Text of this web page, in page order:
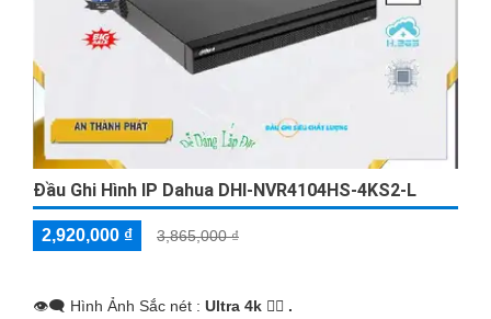
Đầu Ghi Hình IP Dahua DHI-NVR4104HS-4KS2-L
2,920,000 ₫ 3,865,000 ₫
👁️‍🗨 Hình Ảnh Sắc nét : Ultra 4k 👍🏾 .